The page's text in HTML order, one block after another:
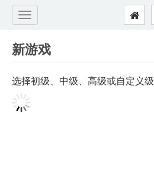
新游戏
选择初级、中级、高级或自定义